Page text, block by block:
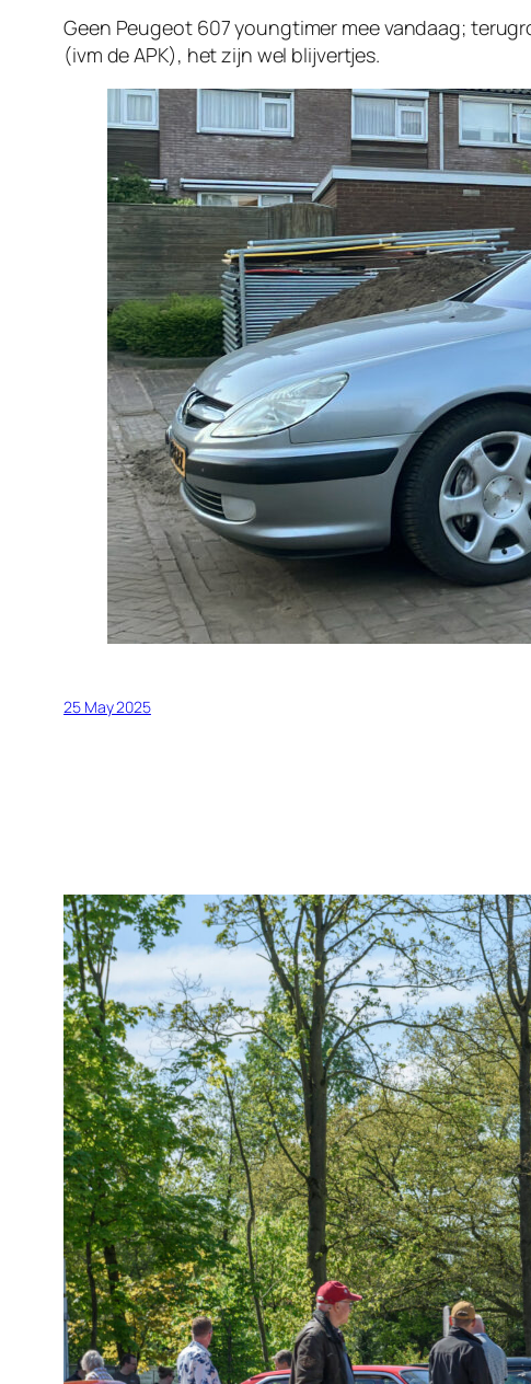
Geen Peugeot 607 youngtimer mee vandaag;
(ivm de APK), het zijn wel blijvertjes.
25 May 2025